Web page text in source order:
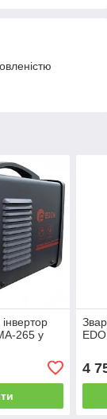
265 у
4